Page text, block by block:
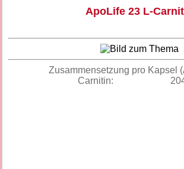
ApoLife 23 L-
Zusammensetzung pro Kapsel
Carnitin: 204